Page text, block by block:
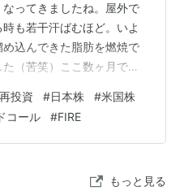
ってきましたね。屋外で
も若干汗ばむほど。いよ
込んできた脂肪を燃焼で
（苦笑）ここ数ヶ月でず
抜き。簡単に総資産評価
し上げます。ずば
ー、今の相場じゃどうしよ
が麻痺してるのが我なが
投資 #日本株 #米国株
コール #FIRE
もっと見る